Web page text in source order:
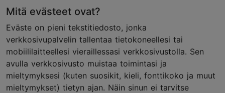
Mitä evästeet ovat?
Eväste on pieni tekstitiedosto, jonka
verkkosivupalvelin tallentaa tietokoneellesi tai
mobiililaitteellesi vieraillessasi verkkosivustolla. Sen
avulla verkkosivusto muistaa toimintasi ja
mieltymyksesi (kuten suosikit, kieli, fonttikoko ja muut
mieltymykset) tietyn ajan. Näin sinun ei tarvitse